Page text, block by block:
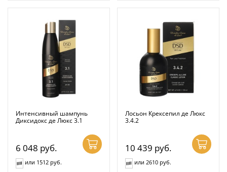
Интенсивный шампунь
Диксидокс де Люкс 3.1
6 048 руб.
или 1512 руб.
Лосьон Крексепил де Люкс
3.4.2
10 439 руб.
или 2610 руб.